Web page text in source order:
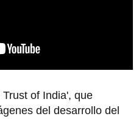
of India', que
del desarrollo del